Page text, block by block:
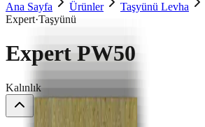
Ana Sayfa
Ürünler Taşyünü Levha
Expert·Taşyünü
Expert PW50
Kalınlık